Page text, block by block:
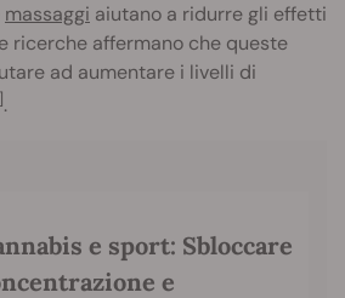
massaggi aiutano a ridurre gli effetti
ricerche affermano che queste
ad aumentare i livelli di
.
e sport: Sbloccare
e